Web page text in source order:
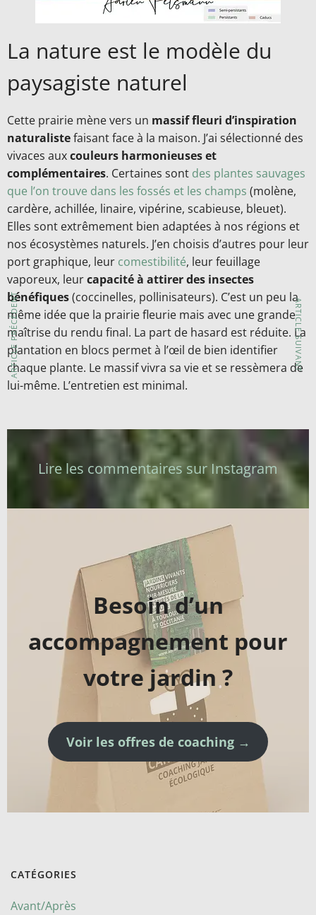
La nature est le modèle du
paysagiste naturel
Cette prairie mène vers un massif fleuri d’inspiration
naturalistefaisant face à la maison. J’ai sélectionné des
vivaces auxcouleurs harmonieuses et
complémentaires. Certaines sont des plantes sauvages
que l’on trouve dans les fossés et les champs (molène,
cardère, achillée, linaire, vipérine, scabieuse, bleuet).
Elles sont extrêmement bien adaptées à nos régions et
nos écosystèmes naturels. J’en choisis d’autres pour leur
port graphique, leur comestibilité, leur feuillage
vaporeux, leurcapacité à attirer des insectes
bénéfiques(coccinelles, pollinisateurs). C’est un peu la
même idée que la prairie fleurie mais avec une grande
maîtrise du rendu final. La part de hasard est réduite. La
plantation en blocs permet à l’œil de bien identifier
chaque plante. Le massif vivra sa vie et se ressèmera de
lui-même. L’entretien est minimal.
Lire les commentaires sur Instagram
Besoin d’un
accompagnement pour
votre jardin ?
Voir les offres de coaching →
ARTICLE PRÉCÉDENT ARTICLE SUIVANT
CATÉGORIES
Avant/Après